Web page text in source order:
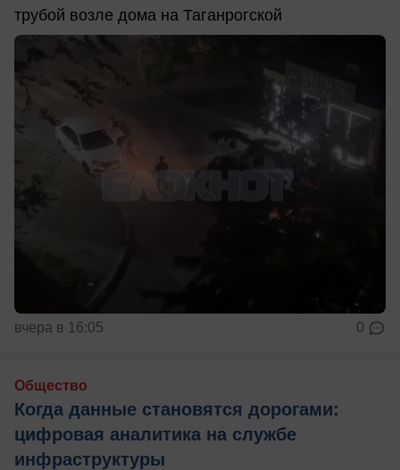
трубой возле дома на Таганрогской
вчера в 16:05 0
Общество
Когда данные становятся дорогами:
цифровая аналитика на службе
инфраструктуры